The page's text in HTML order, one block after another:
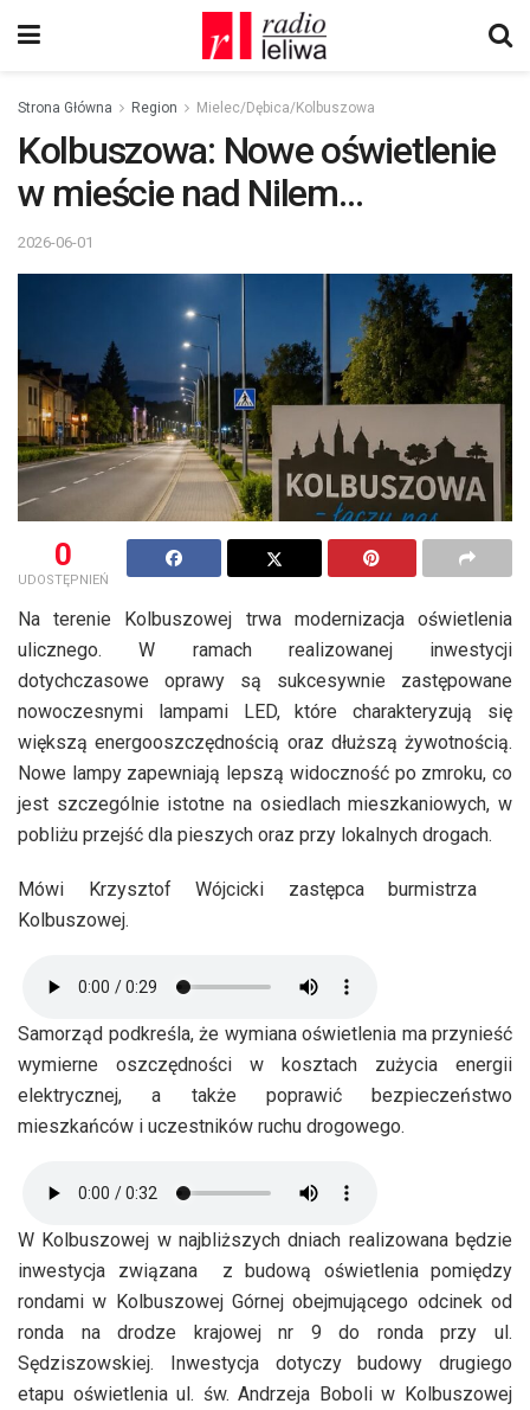
Strona Główna Region Mielec/Dębica/Kolbuszowa
Kolbuszowa: Nowe oświetlenie
w mieście nad Nilem…
2026-06-01
0
UDOSTĘPNIEŃ
Na terenie Kolbuszowej trwa modernizacja oświetlenia
ulicznego. W ramach realizowanej inwestycji
dotychczasowe oprawy są sukcesywnie zastępowane
nowoczesnymi lampami LED, które charakteryzują się
większą energooszczędnością oraz dłuższą żywotnością.
Nowe lampy zapewniają lepszą widoczność po zmroku, co
jest szczególnie istotne na osiedlach mieszkaniowych, w
pobliżu przejść dla pieszych oraz przy lokalnych drogach.
Mówi Krzysztof Wójcicki zastępca burmistrza
Kolbuszowej.
Samorząd podkreśla, że wymiana oświetlenia ma przynieść
wymierne oszczędności w kosztach zużycia energii
elektrycznej, a także poprawić bezpieczeństwo
mieszkańców i uczestników ruchu drogowego.
W Kolbuszowej w najbliższych dniach realizowana będzie
inwestycja związana z budową oświetlenia pomiędzy
rondami w Kolbuszowej Górnej obejmującego odcinek od
ronda na drodze krajowej nr 9 do ronda przy ul.
Sędziszowskiej. Inwestycja dotyczy budowy drugiego
etapu oświetlenia ul. św. Andrzeja Boboli w Kolbuszowej